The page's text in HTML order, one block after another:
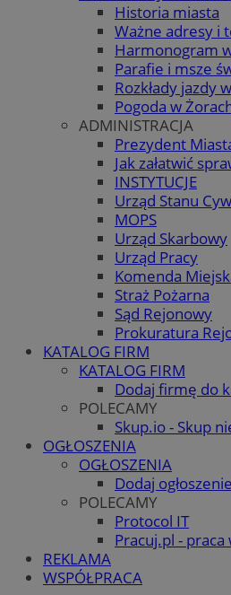
Historia miasta
Ważne adresy i
Harmonogram
Parafie i msze
Rozkłady jazdy
Pogoda w
ADMINISTRACJA
Prezydent
Jak załatwić
INSTYTUCJE
Urząd Stanu
MOPS
Urząd Skarbowy
Urząd Pracy
Komenda
Straż Pożarna
Sąd Rejonowy
Prokuratura
KATALOG FIRM
KATALOG FIRM
Dodaj firmę do
POLECAMY
Skup.io - Skup
OGŁOSZENIA
OGŁOSZENIA
Dodaj ogłoszenie
POLECAMY
Protocol IT
Pracuj.pl - praca
REKLAMA
WSPÓŁPRACA